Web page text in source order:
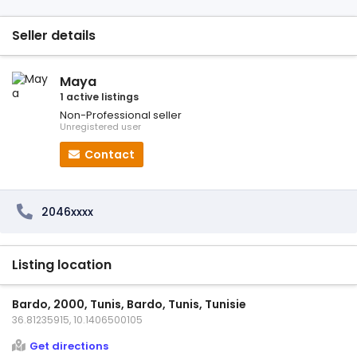
Seller details
Maya
1 active listings
Non-Professional seller
Unregistered user
Contact
2046xxxx
Listing location
Bardo, 2000, Tunis, Bardo, Tunis, Tunisie
36.81235915, 10.1406500105
Get directions